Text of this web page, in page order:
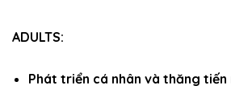
ADULTS:
Phát triển cá nhân và thăng tiến